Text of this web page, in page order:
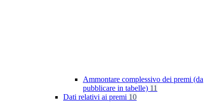
Ammontare complessivo dei premi (da
pubblicare in tabelle) 11
Dati relativi ai premi 10